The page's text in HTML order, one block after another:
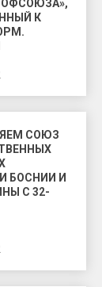
К
СОЮЗ
БОСНИИ И
С 32-